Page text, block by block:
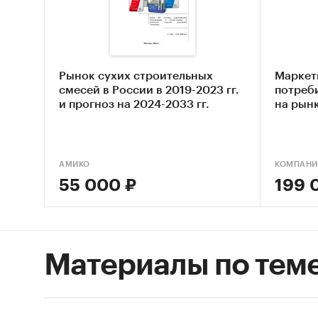
Рынок сухих строительных
смесей в России в 2019-2023 гг.
и прогноз на 2024-2033 гг.
АМИКО
55 000 ₽
на
199
Материалы по